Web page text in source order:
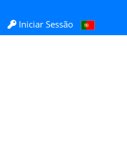
Iniciar Sessão